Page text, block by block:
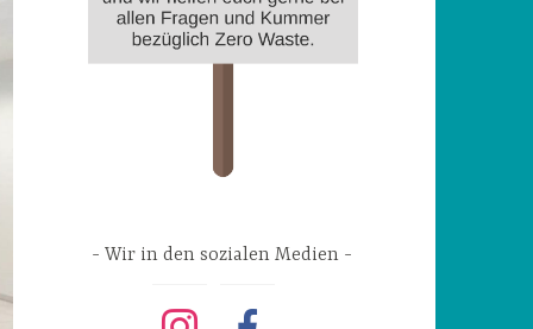
Wir in den sozialen Medien
instagram facebook